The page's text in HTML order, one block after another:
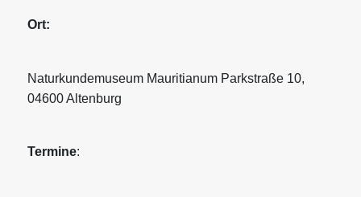
Ort:
Naturkundemuseum Mauritianum Parkstraße 10,
04600 Altenburg
Termine: